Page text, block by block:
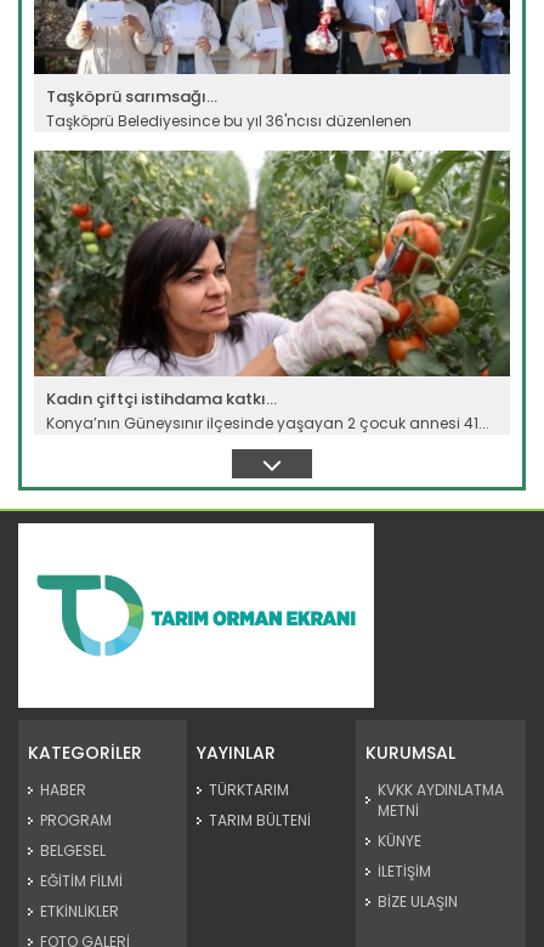
Taşköprü sarımsağı...
Taşköprü Belediyesince bu yıl 36'ncısı düzenlenen
Devamını Oku ->
Kadın çiftçi istihdama katkı...
Konya’nın Güneysınır ilçesinde yaşayan 2 çocuk annesi 41...
Müdürlüğünün...
KATEGORİLER
HABER
PROGRAM
BELGESEL
EĞİTİM FİLMİ
ETKİNLİKLER
FOTO GALERİ
YAYINLAR
TÜRKTARIM
TARIM BÜLTENİ
KURUMSAL
KVKK AYDINLATMA
METNİ
KÜNYE
İLETİŞİM
BİZE ULAŞIN